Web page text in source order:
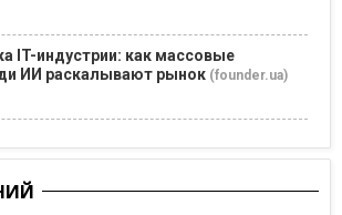
IT-индустрии: как массовые
ИИ раскалывают рынок (founder.ua)